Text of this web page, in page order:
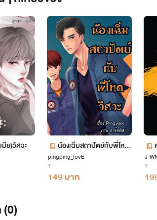
นามปากกาเราชื่อ องศาเหนื
ป็นนักเขียนมืออาชีพนะคะ และ ไม่ได้เรียนเกี่ยวกับการเขียนวรรณกร
ตัว ถึงแม้จะรู้แล้วว่า การเขียนออกมาแต่ละตอน
ถ้าหากมีข้อผิดพลาดประการใด ไม่ว่าจะด้วยเรื่องของ
มีข้อติชมใด ๆ คนอ่านสามารถช่วยบอก ช่วยเตือนเราได้เลยนะคะ พร้อม
มีย)วิศวะ
น้องเฉิ่มสถาปัตย์กับพี่โหด
วิศวะ
pingping_lovE
Y
149 บาท
J-
Y